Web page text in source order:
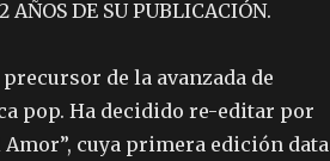
AÑOS DE SU PUBLICACIÓN.
de la avanzada de
pop. Ha decidido re-editar por
cuya primera edición data